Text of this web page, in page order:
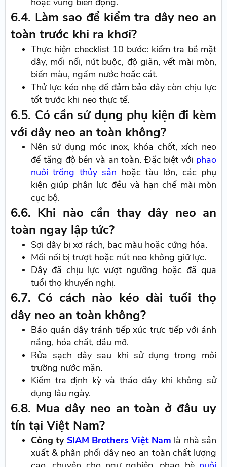
6.4. Làm sao để kiểm tra dây neo an
toàn trước khi ra khơi?
Thực hiện checklist 10 bước: kiểm tra bề mặt
dây, mối nối, nút buộc, độ giãn, vết mài mòn,
biến màu, ngấm nước hoặc cát.
Thử lực kéo nhẹ để đảm bảo dây còn chịu lực
tốt trước khi neo thực tế.
6.5. Có cần sử dụng phụ kiện đi kèm
với dây neo an toàn không?
Nên sử dụng móc inox, khóa chốt, xích neo
để tăng độ bền và an toàn. Đặc biệt với phao
nuôi trồng thủy sản hoặc tàu lớn, các phụ
kiện giúp phân lực đều và hạn chế mài mòn
cục bộ.
6.6. Khi nào cần thay dây neo an
toàn ngay lập tức?
Sợi dây bị xơ rách, bạc màu hoặc cứng hóa.
Mối nối bị trượt hoặc nút neo không giữ lực.
Dây đã chịu lực vượt ngưỡng hoặc đã qua
tuổi thọ khuyến nghị.
6.7. Có cách nào kéo dài tuổi thọ
dây neo an toàn không?
Bảo quản dây tránh tiếp xúc trực tiếp với ánh
nắng, hóa chất, dầu mỡ.
Rửa sạch dây sau khi sử dụng trong môi
trường nước mặn.
Kiểm tra định kỳ và tháo dây khi không sử
dụng lâu ngày.
6.8. Mua dây neo an toàn ở đâu uy
tín tại Việt Nam?
Công ty SIAM Brothers Việt Nam là nhà sản
xuất & phân phối dây neo an toàn chất lượng